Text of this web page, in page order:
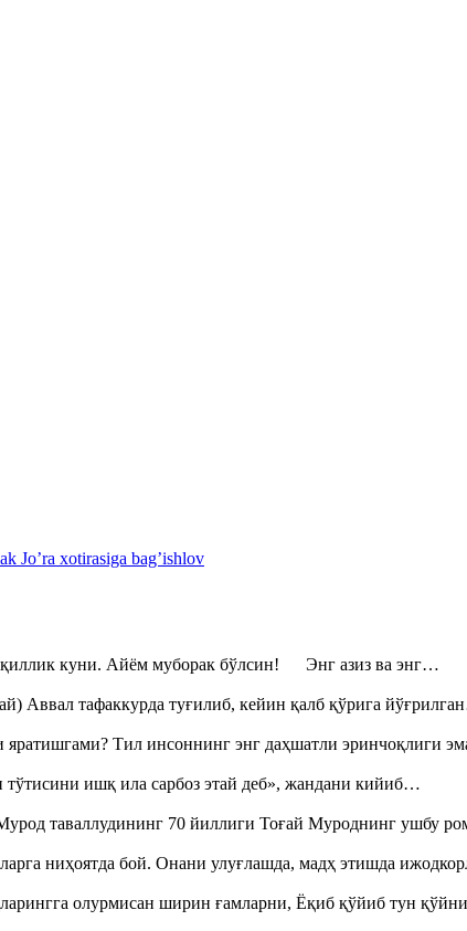
Jo’ra xotirasiga bag’ishlov
куни. Айём муборак бўлсин! Энг азиз ва энг…
Аввал тафаккурда туғилиб, кейин қалб қўрига
Тил инсоннинг энг даҳшатли эринчоқлиги
ишқ ила сарбоз этай деб», жандани кийиб…
таваллудининг 70 йиллиги Тоғай Муроднинг ушбу
ниҳоятда бой. Онани улуғлашда, мадҳ этишда
олурмисан ширин ғамларни, Ёқиб қўйиб тун